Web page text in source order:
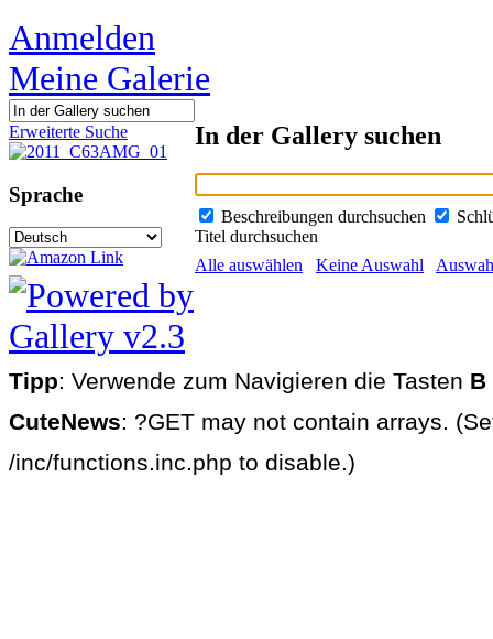
Anmelden
Meine Galerie
Erweiterte Suche
Sprache
In der Gallery suchen
Beschreibungen durchsuchen
Titel durchsuchen
Alle auswählen
Keine Auswahl
Tipp: Verwende zum Navigieren die Tasten B
CuteNews: ?GET may not contain arrays.
/inc/functions.inc.php to disable.)